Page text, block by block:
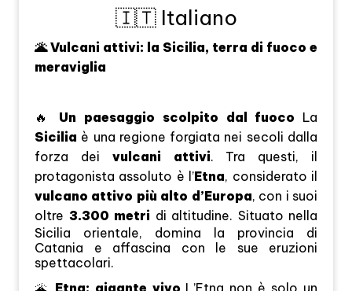
🇮🇹 Italiano
🌋 Vulcani attivi: la Sicilia, terra di fuoco e
meraviglia
🔥 Un paesaggio scolpito dal fuoco La
Sicilia è una regione forgiata nei secoli dalla
forza dei vulcani attivi. Tra questi, il
protagonista assoluto è l’Etna, considerato il
vulcano attivo più alto d’Europa, con i suoi
oltre 3.300 metri di altitudine. Situato nella
Sicilia orientale, domina la provincia di
Catania e affascina con le sue eruzioni
spettacolari.